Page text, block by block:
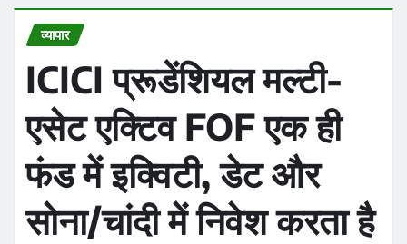
व्यापार
ICICI प्रूडेंशियल मल्टी-
एसेट एक्टिव FOF एक ही
फंड में इक्विटी, डेट और
सोना/चांदी में निवेश करता है